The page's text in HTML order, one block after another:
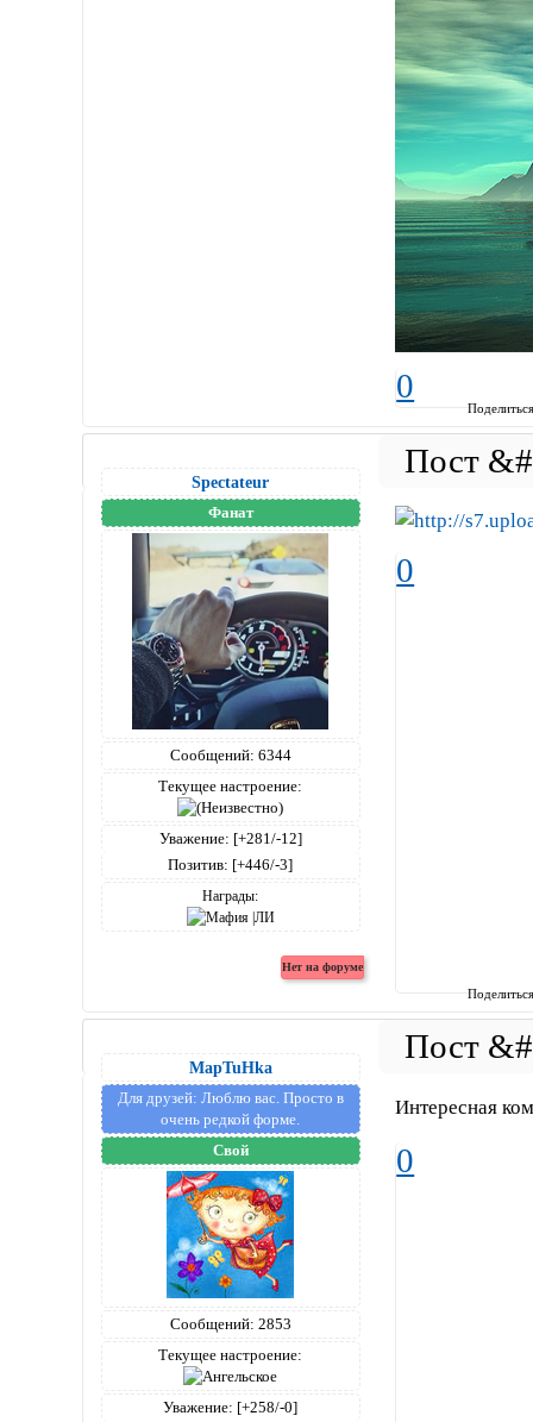
0
Spectateur
Фанат
Сообщений: 6344
Текущее настроение:
Уважение: [+281/-12]
Позитив: [+446/-3]
Награды:
0
MapTuHka
Для друзей: Люблю вас. Просто в
очень редкой форме.
Свой
Сообщений: 2853
Текущее настроение:
Уважение: [+258/-0]
Интересная
0